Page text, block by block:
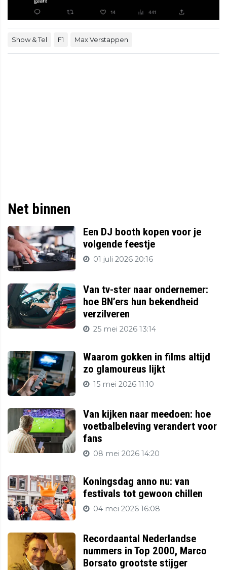
Show & Tel F1 Max Verstappen
Net binnen
Een DJ booth kopen voor je
volgende feestje
01 juli 2026 20:16
Van tv-ster naar ondernemer:
hoe BN’ers hun bekendheid
verzilveren
25 mei 2026 13:14
Waarom gokken in films altijd
zo glamoureus lijkt
15 mei 2026 11:10
Van kijken naar meedoen: hoe
voetbalbeleving verandert voor
fans
08 mei 2026 14:20
Koningsdag anno nu: van
festivals tot gewoon chillen
04 mei 2026 16:08
Recordaantal Nederlandse
nummers in Top 2000, Marco
Borsato grootste stijger